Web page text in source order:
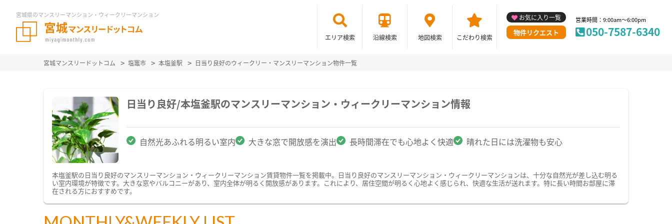
宮城県のマンスリーマンション・ウィークリーマンション
エリア検索 沿線検索 地図検索 こだわり検索
お気に入り一覧
物件リクエスト
営業時間：9:00am～6:00pm
050-7587-6340
宮城マンスリードットコム 塩竈市 本塩釜駅 日当り良好のウィークリー・マンスリーマンション物件一覧
日当り良好/本塩釜駅のマンスリーマンション・ウィークリーマンション情報
自然光あふれる明るい室内 大きな窓で開放感を演出 長時間滞在でも心地よく快適 晴れた日には洗濯物も安心
本塩釜駅の日当り良好のマンスリーマンション・ウィークリーマンション賃貸物件一覧を掲載中。日当り良好のマンスリーマンション・ウィークリーマンションは、十分な自然光が差し込む明る
い室内環境が特徴です。大きな窓やバルコニーがあり、室内全体が明るく開放感があります。これにより、居住空間が明るく心地よく感じられ、快適な生活が送れます。特に長い時間お部屋に滞
在される方におすすめです。